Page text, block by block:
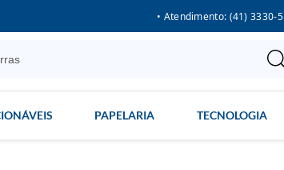
• Atendimento: (41) 3330-
PAPELARIA TECNOLOGIA